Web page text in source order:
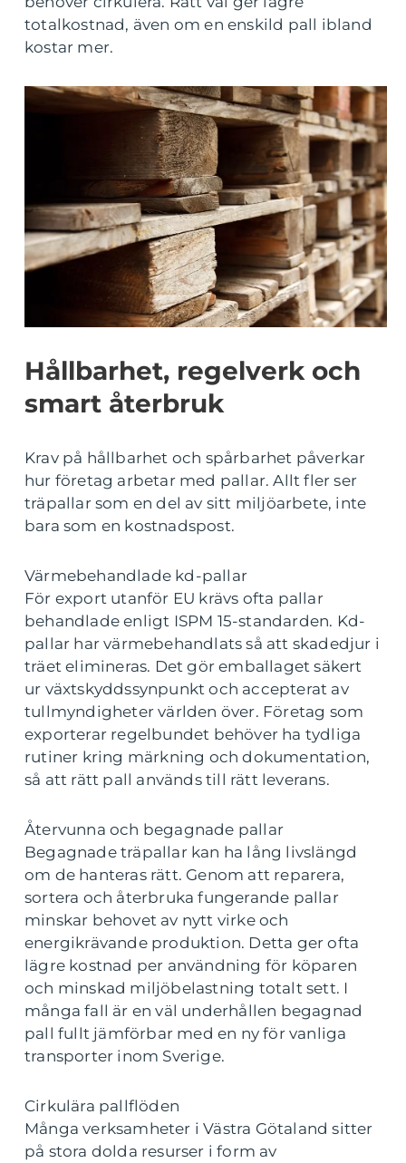
totalkostnad, även om en enskild pall ibland
kostar mer.
Hållbarhet, regelverk och
smart återbruk
Krav på hållbarhet och spårbarhet påverkar
hur företag arbetar med pallar. Allt fler ser
träpallar som en del av sitt miljöarbete, inte
bara som en kostnadspost.
Värmebehandlade kd-pallar
För export utanför EU krävs ofta pallar
behandlade enligt ISPM 15-standarden. Kd-
pallar har värmebehandlats så att skadedjur i
träet elimineras. Det gör emballaget säkert
ur växtskyddssynpunkt och accepterat av
tullmyndigheter världen över. Företag som
exporterar regelbundet behöver ha tydliga
rutiner kring märkning och dokumentation,
så att rätt pall används till rätt leverans.
Återvunna och begagnade pallar
Begagnade träpallar kan ha lång livslängd
om de hanteras rätt. Genom att reparera,
sortera och återbruka fungerande pallar
minskar behovet av nytt virke och
energikrävande produktion. Detta ger ofta
lägre kostnad per användning för köparen
och minskad miljöbelastning totalt sett. I
många fall är en väl underhållen begagnad
pall fullt jämförbar med en ny för vanliga
transporter inom Sverige.
Cirkulära pallflöden
Många verksamheter i Västra Götaland sitter
på stora dolda resurser i form av